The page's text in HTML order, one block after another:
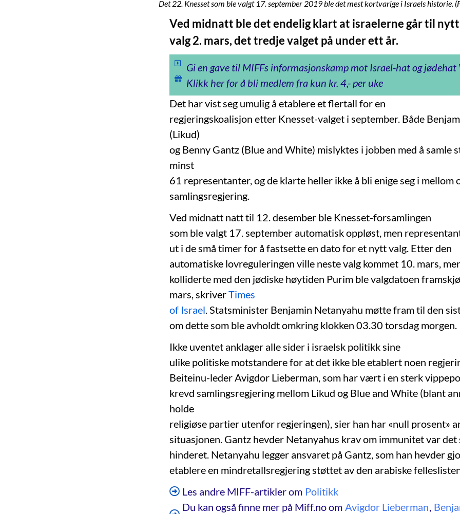
Det 22. Knesset som ble valgt 17. september 2019 ble det mest kortvarige i Israels historie.
Ved midnatt ble det endelig klart at israelerne går til
valg 2. mars, det tredje valget på under ett år.
Gi en gave til MIFFs informasjonskamp mot Israel-hat og
Klikk her for å bli medlem fra kun kr. 4,- per uke
Det har vist seg umulig å etablere et flertall for en
regjeringskoalisjon etter Knesset-valget i september. Både
(Likud)
og Benny Gantz (Blue and White) mislyktes i jobben med å samle
minst
61 representanter, og de klarte heller ikke å bli enige seg i mellom
samlingsregjering.
Ved midnatt natt til 12. desember ble Knesset-forsamlingen
som ble valgt 17. september automatisk oppløst, men
ut i de små timer for å fastsette en dato for et nytt valg. Etter den
automatiske lovreguleringen ville neste valg kommet 10. mars,
kolliderte med den jødiske høytiden Purim ble valgdatoen
mars, skriverTimes
of Israel. Statsminister Benjamin Netanyahu møtte fram til den
om dette som ble avholdt omkring klokken 03.30 torsdag morgen.
Ikke uventet anklager alle sider i israelsk politikk sine
ulike politiske motstandere for at det ikke ble etablert noen
Beiteinu-leder Avigdor Lieberman, som har vært i en sterk
krevd samlingsregjering mellom Likud og Blue and White (blant
holde
religiøse partier utenfor regjeringen), sier han har «null prosent»
situasjonen. Gantz hevder Netanyahus krav om immunitet var
hinderet. Netanyahu legger ansvaret på Gantz, som han hevder
etablere en mindretallsregjering støttet av den arabiske
Les andre MIFF-artikler om Politikk
Du kan også finne mer på Miff.no om Avigdor Lieberman,